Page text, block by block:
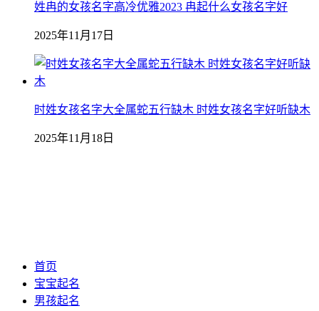
姓冉的女孩名字高冷优雅2023 冉起什么女孩名字好
2025年11月17日
时姓女孩名字大全属蛇五行缺木 时姓女孩名字好听缺木
2025年11月18日
首页
宝宝起名
男孩起名